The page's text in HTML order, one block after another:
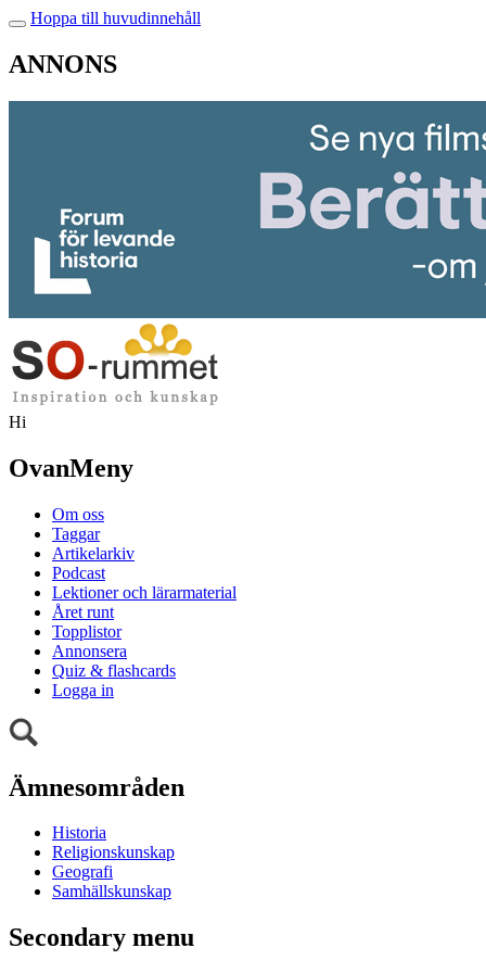
Hoppa till huvudinnehåll
ANNONS
Hi
OvanMeny
Om oss
Taggar
Artikelarkiv
Podcast
Lektioner och lärarmaterial
Året runt
Topplistor
Annonsera
Quiz & flashcards
Logga in
Ämnesområden
Historia
Religionskunskap
Geografi
Samhällskunskap
Secondary menu